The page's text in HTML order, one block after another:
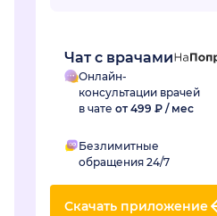
Чат с врачами
Онлайн-
консультации врачей
в чате от 499 ₽ / мес
Безлимитные
обращения 24/7
Скачать приложение